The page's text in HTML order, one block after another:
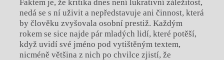
Faktem je, že kritika dnes není lukrativní záležitost,
nedá se s ní uživit a nepředstavuje ani činnost, která
by člověku zvyšovala osobní prestiž. Každým
rokem se sice najde pár mladých lidí, které potěší,
když uvidí své jméno pod vytištěným textem,
nicméně většina z nich po chvilce zjistí, že